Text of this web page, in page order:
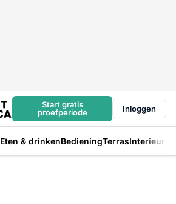
Start gratis
proefperiode
Inloggen
Eten & drinkenBedieningTerrasInterieur